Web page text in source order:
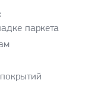
паркета